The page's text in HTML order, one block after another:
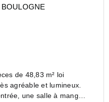
de 48,83 m² loi
agréable et lumineux.
une salle à manger,